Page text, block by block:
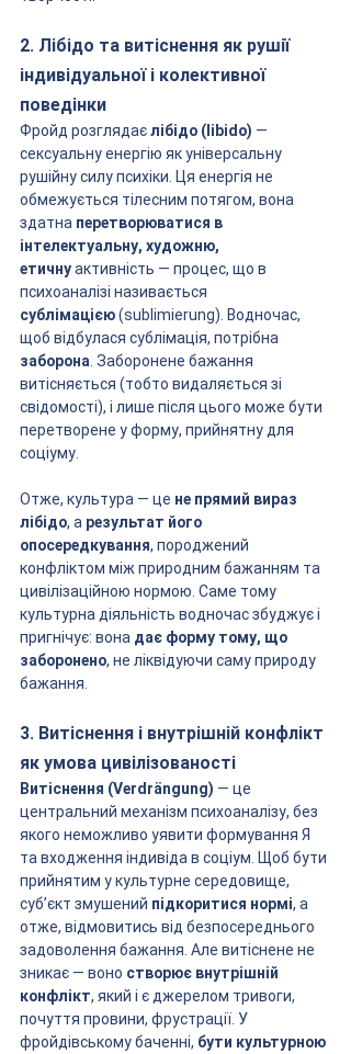
2. Лібідо та витіснення як рушії
індивідуальної і колективної
поведінки
Фройд розглядає лібідо (libido) —
сексуальну енергію як універсальну
рушійну силу психіки. Ця енергія не
обмежується тілесним потягом, вона
здатна перетворюватися в
інтелектуальну, художню,
етичну активність — процес, що в
психоаналізі називається
сублімацією (sublimierung). Водночас,
щоб відбулася сублімація, потрібна
заборона . Заборонене бажання
витісняється (тобто видаляється зі
свідомості), і лише після цього може бути
перетворене у форму, прийнятну для
соціуму.
Отже, культура — це не прямий вираз
лібідо, а результат його
опосередкування, породжений
конфліктом між природним бажанням та
цивілізаційною нормою. Саме тому
культурна діяльність водночас збуджує і
пригнічує: вона дає форму тому, що
заборонено, не ліквідуючи саму природу
бажання.
3. Витіснення і внутрішній конфлікт
як умова цивілізованості
Витіснення (Verdrängung) — це
центральний механізм психоаналізу, без
якого неможливо уявити формування Я
та входження індивіда в соціум. Щоб бути
прийнятим у культурне середовище,
суб’єкт змушений підкоритися нормі, а
отже, відмовитись від безпосереднього
задоволення бажання. Але витіснене не
зникає — воно створює внутрішній
конфлікт, який і є джерелом тривоги,
почуття провини, фрустрації. У
фройдівському баченні, бути культурною